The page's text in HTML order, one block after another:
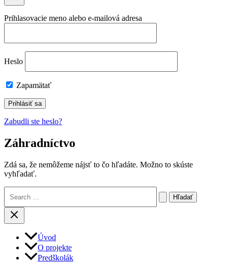
Prihlasovacie meno alebo e-mailová adresa
Heslo
Zapamätať
Zabudli ste heslo?
Záhradníctvo
Zdá sa, že nemôžeme nájsť to čo hľadáte. Možno to skúste
vyhľadať.
Vyhľadať:
Úvod
O projekte
Predškolák